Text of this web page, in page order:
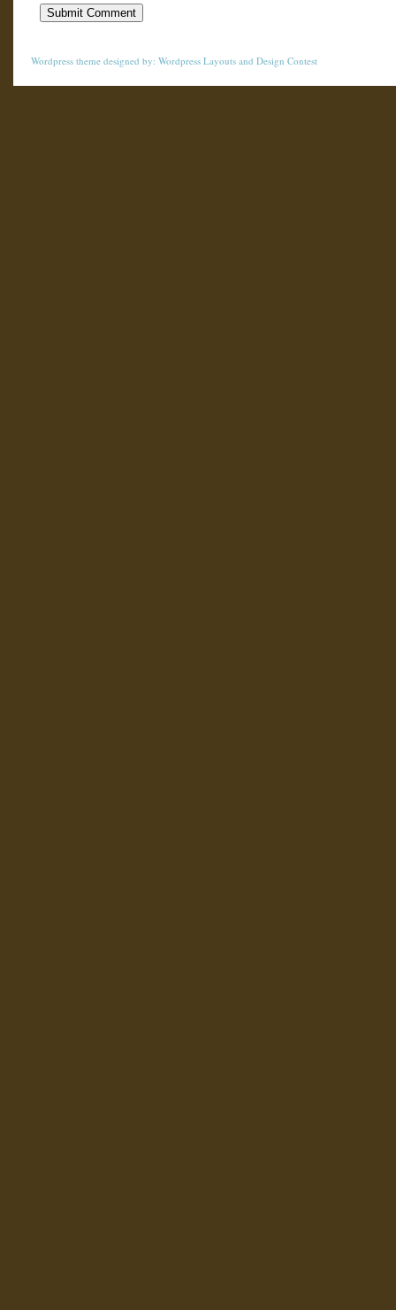
Wordpress theme designed by: Wordpress Layouts and Design Contest